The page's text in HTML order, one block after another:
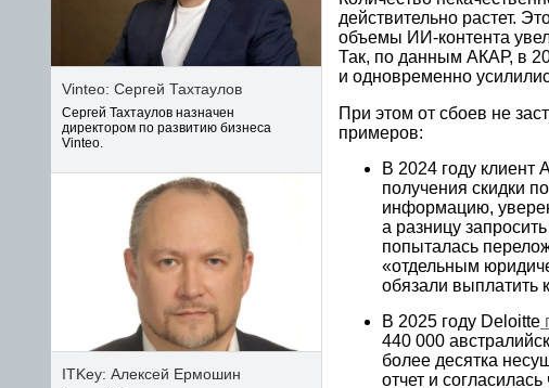
действительно растет.
объемы ИИ-контента
Так, по данным АКАР, в
и одновременно
При этом от сбоев не
примеров:
В 2024 году клиент
получения скидки
информацию,
а разницу
попыталась
«отдельным
обязали выплатить
В 2025 году Deloitte
440 000
более десятка
отчет и
Vinteo: Сергей Тахтаулов
Сергей Тахтаулов назначен
директором по развитию бизнеса
Vinteo.
ITKey: Алексей Ермошин